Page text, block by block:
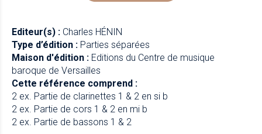
Editeur(s) : Charles HÉNIN
Type d’édition : Parties séparées
Maison d'édition : Editions du Centre de musique
baroque de Versailles
Cette référence comprend :
2 ex. Partie de clarinettes 1 & 2 en si b
2 ex. Partie de cors 1 & 2 en mi b
2 ex. Partie de bassons 1 & 2